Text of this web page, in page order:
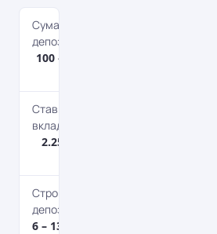
Сума
депозиту
100 – 100 000
Ставка по
вкладу
2.25 – 2.75%
Строк
депозиту
6 – 13 міс.